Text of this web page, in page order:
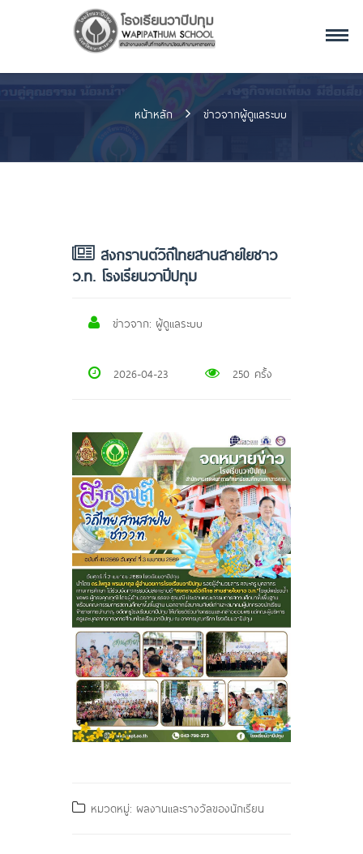
หน้าหลัก ข่าวจากผู้ดูแลระบบ
สงกรานต์วิถีไทยสานสายใยชาว
ว.ท. โรงเรียนวาปีปทุม
ข่าวจาก: ผู้ดูแลระบบ
2026-04-23 250 ครั้ง
หมวดหมู่: ผลงานและรางวัลของนักเรียน